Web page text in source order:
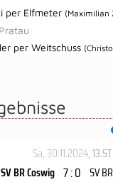
per Elfmeter (Maximilian
per Weitschuss
Sa, 30.11.2024, 13.ST
SV BR Coswig 7 : 0 SV